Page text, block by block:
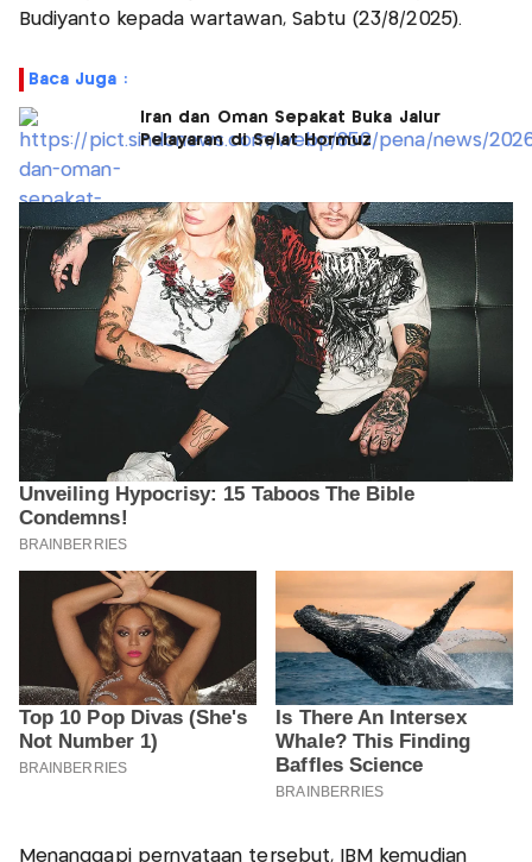
Budiyanto kepada wartawan, Sabtu (23/8/2025).
Baca Juga :
Iran dan Oman Sepakat Buka Jalur
Pelayaran di Selat Hormuz
Menanggapi pernyataan tersebut, IBM kemudian